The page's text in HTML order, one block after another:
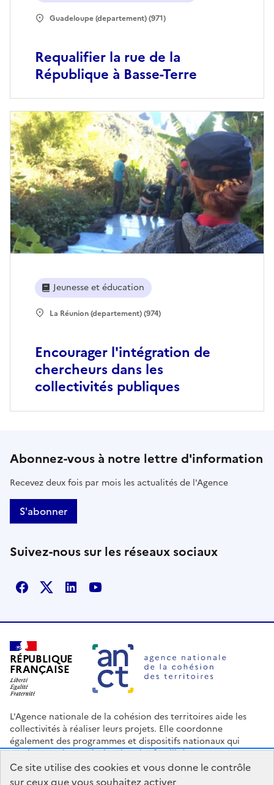
Ce site utilise des cookies et vous donne le contrôle
sur ceux que vous souhaitez activer
Requalifier la rue de la
République à Basse-Terre
Guadeloupe (departement) (971)
Encourager l'intégration de
chercheurs dans les
collectivités publiques
Jeunesse et éducation
La Réunion (departement) (974)
Abonnez-vous à notre lettre d'information
Recevez deux fois par mois les actualités de l'Agence
S'abonner
Suivez-nous sur les réseaux sociaux
Facebook
X LinkedinYoutube
RÉPUBLIQUE
FRANÇAISE
L'Agence nationale de la cohésion des territoires aide les
collectivités à réaliser leurs projets. Elle coordonne
également des programmes et dispositifs nationaux qui
soutiennent les territoires les plus fragilisés.
Espace Presse Logo ANCT